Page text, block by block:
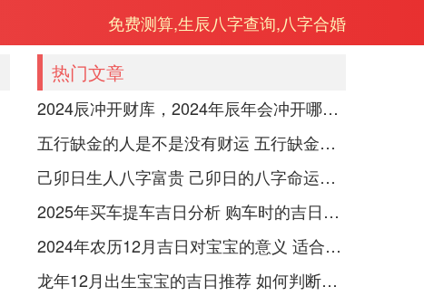
免费测算,生辰八字查询,八字合婚
热门文章
2024辰冲开财库，2024年辰年会冲开哪些人的财库
五行缺金的人是不是没有财运 五行缺金的人命运好不好
己卯日生人八字富贵 己卯日的八字命运如何
2025年买车提车吉日分析 购车时的吉日与禁忌
2024年农历12月吉日对宝宝的意义 适合龙年宝宝出生的日子有哪些
龙年12月出生宝宝的吉日推荐 如何判断吉日是否适合宝宝